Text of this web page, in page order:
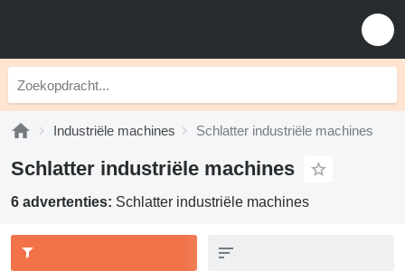
Industriële machines Schlatter industriële machines
Schlatter industriële machines
6 advertenties: Schlatter industriële machines